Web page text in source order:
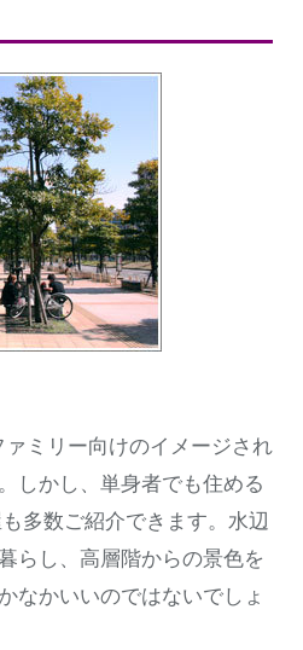
ミリー向けのイメージされ
しかし、単身者でも住める
多数ご紹介できます。水辺
らし、高層階からの景色を
なかいいのではないでしょ